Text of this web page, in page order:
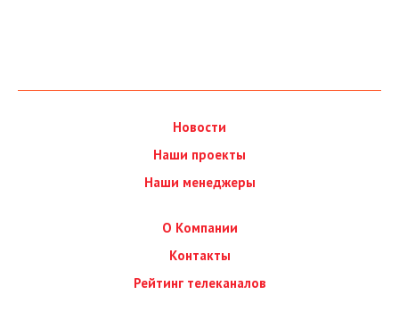
Новости
Наши проекты
Наши менеджеры
О Компании
Контакты
Рейтинг телеканалов